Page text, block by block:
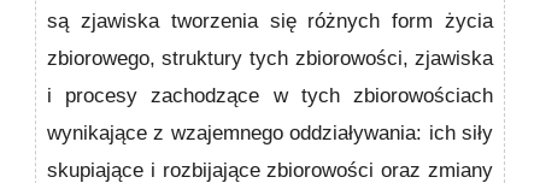
są zjawiska tworzenia się różnych form życia
zbiorowego, struktury tych zbiorowości, zjawiska
i procesy zachodzące w tych zbiorowościach
wynikające z wzajemnego oddziaływania: ich siły
skupiające i rozbijające zbiorowości oraz zmiany